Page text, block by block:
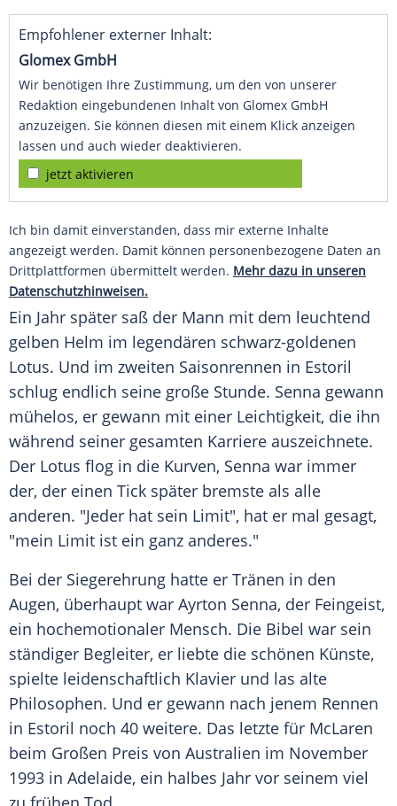
Empfohlener externer Inhalt:
Glomex GmbH
Wir benötigen Ihre Zustimmung, um den von unserer
Redaktion eingebundenen Inhalt von Glomex GmbH
anzuzeigen. Sie können diesen mit einem Klick anzeigen
lassen und auch wieder deaktivieren.
jetzt aktivieren
Ich bin damit einverstanden, dass mir externe Inhalte
angezeigt werden. Damit können personenbezogene Daten an
Drittplattformen übermittelt werden. Mehr dazu in unseren
Datenschutzhinweisen.
Ein Jahr später saß der Mann mit dem leuchtend
gelben Helm im legendären schwarz-goldenen
Lotus. Und im zweiten Saisonrennen in Estoril
schlug endlich seine große Stunde. Senna gewann
mühelos, er gewann mit einer Leichtigkeit, die ihn
während seiner gesamten Karriere auszeichnete.
Der Lotus flog in die Kurven, Senna war immer
der, der einen Tick später bremste als alle
anderen. "Jeder hat sein Limit", hat er mal gesagt,
"mein Limit ist ein ganz anderes."
Bei der Siegerehrung hatte er Tränen in den
Augen, überhaupt war Ayrton Senna, der Feingeist,
ein hochemotionaler Mensch. Die Bibel war sein
ständiger Begleiter, er liebte die schönen Künste,
spielte leidenschaftlich Klavier und las alte
Philosophen. Und er gewann nach jenem Rennen
in Estoril noch 40 weitere. Das letzte für McLaren
beim Großen Preis von Australien im November
1993 in Adelaide, ein halbes Jahr vor seinem viel